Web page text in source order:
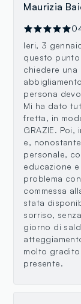
Maurizia
Ieri, 3
questo
chiedere una
persona
Mi ha dato
fretta, in
GRAZIE.
e,
personale,
educazione
problema
commessa
stata
sorriso,
giorno di
molto
presente.